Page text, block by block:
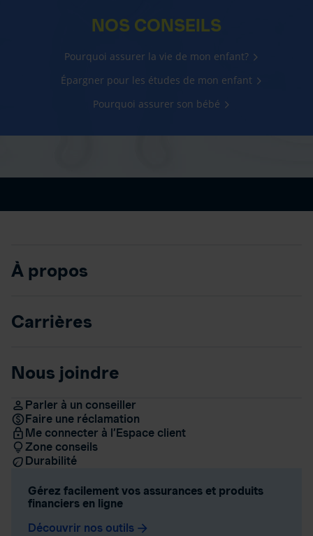
NOS CONSEILS
Pourquoi assurer la vie de mon enfant?
Épargner pour les études de mon enfant
Pourquoi assurer son bébé
À propos
Carrières
Nous joindre
Parler à un conseiller
Faire une réclamation
Me connecter à l’Espace client
Zone conseils
Durabilité
Gérez facilement vos assurances et produits
financiers en ligne
Découvrir nos outils arrow_forward